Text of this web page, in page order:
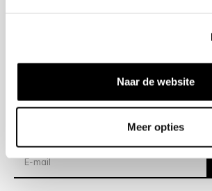
Naar de website
Meer opties
Verzending